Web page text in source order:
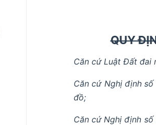
QUY
Căn cứ Luật Đất đai
Căn cứ Nghị định
đồ;
Căn cứ Nghị định